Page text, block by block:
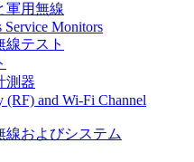
軍用無線
Service Monitors
線テスト
測器
(RF) and Wi-Fi Channel
線およびシステム